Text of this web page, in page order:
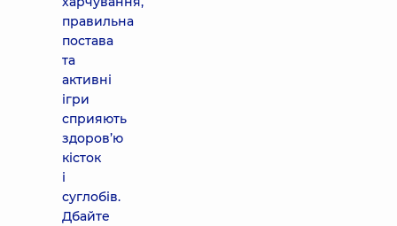
правильна
постава
та
активні
ігри
сприяють
здоров’ю
кісток
і
суглобів.
Дбайте